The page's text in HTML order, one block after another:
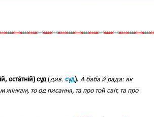
оста́тній) суд(див. суд). А баба й рада: як
то од писання, та про той світ, та про